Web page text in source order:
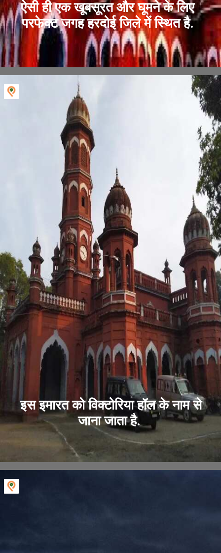
ऐसी ही एक खूबसूरत और घूमने के लिए
परफेक्ट जगह हरदोई जिले में स्थित है.
इस इमारत को विक्टोरिया हॉल के नाम से
जाना जाता है.